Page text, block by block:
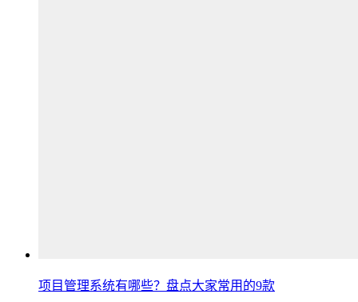
项目管理系统有哪些？盘点大家常用的9款